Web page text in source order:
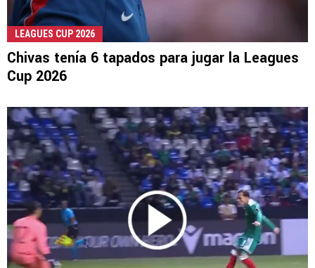
LEAGUES CUP 2026
Chivas tenía 6 tapados para jugar la Leagues
Cup 2026